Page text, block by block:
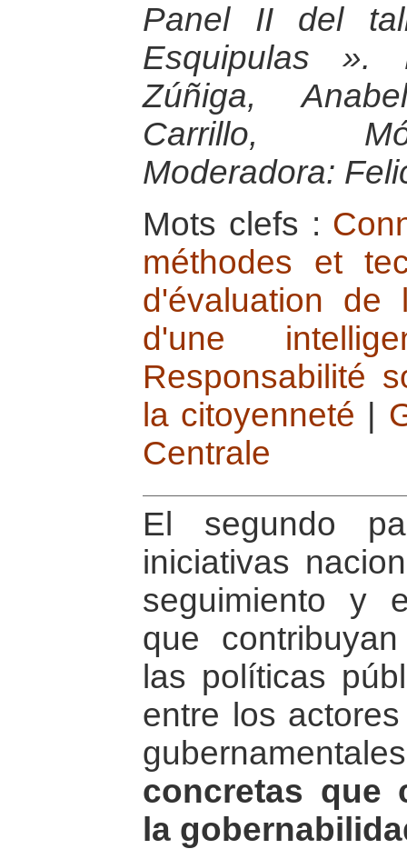
Panel II del
Esquipulas ».
Zúñiga,
Carrillo,
Moderadora:
Mots clefs :
méthodes et
d'évaluation de
d'une
Responsabilité
la citoyenneté
Centrale
El segundo
iniciativas
seguimiento y
que
las políticas
entre los
concretas que
la